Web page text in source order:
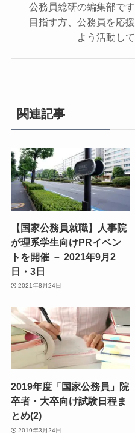
公務員総研の編集部で
目指す方、公務員を応
よう活動し
関連記事
【国家公務員就職】人事院
が理系学生向けPRイベン
トを開催 － 2021年9月2
日・3日
2021年8月24日
2019年度「国家公務員」院
卒者・大卒向け試験日程ま
とめ(2)
2019年3月24日